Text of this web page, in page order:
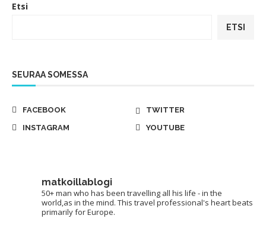
Etsi
ETSI
SEURAA SOMESSA
FACEBOOK
TWITTER
INSTAGRAM
YOUTUBE
matkoillablogi
50+ man who has been travelling all his life - in the
world,as in the mind. This travel professional's heart beats
primarily for Europe.